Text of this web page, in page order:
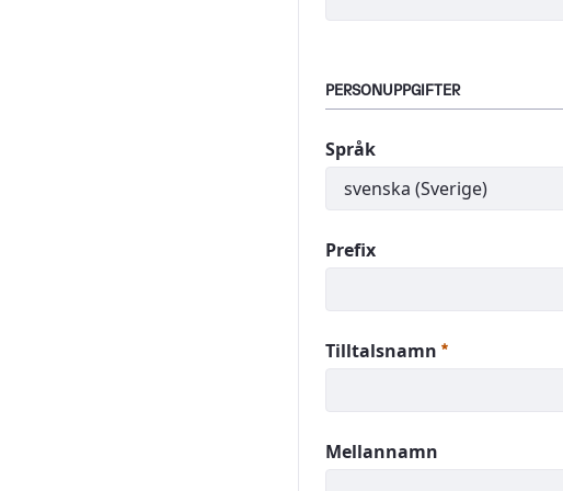
PERSONUPPGIFTER
Språk
Prefix
Tilltalsnamn Obligatoriskt
Mellannamn